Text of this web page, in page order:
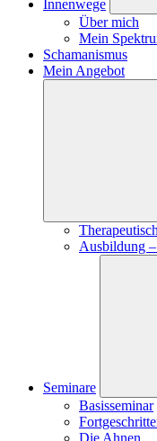
Innenwege
Über mich
Mein
Schamanismus
Mein Angebot
Ausbildung
Seminare
Basisseminar
Die Ahnen